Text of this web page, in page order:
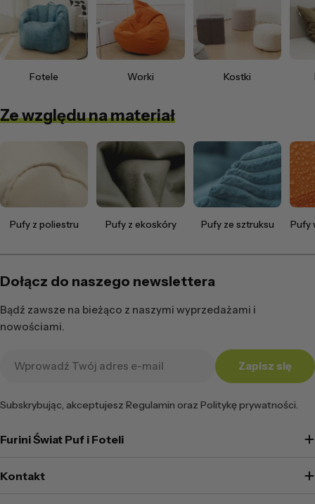
Fotele Worki Kostki
Ze względu na materiał
Pufy z poliestru Pufy z ekoskóry Pufy ze sztruksu Pufy
Dołącz do naszego newslettera
Bądź zawsze na bieżąco z naszymi wyprzedażami i
nowościami.
Zapisz się
Subskrybując, akceptujesz Regulamin oraz Politykę prywatności.
Furini Świat Puf i Foteli
Kontakt